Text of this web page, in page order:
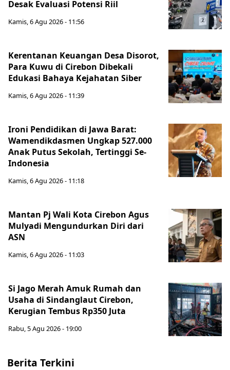
Desak Evaluasi Potensi Riil
Kamis, 6 Agu 2026 - 11:56
Kerentanan Keuangan Desa Disorot,
Para Kuwu di Cirebon Dibekali
Edukasi Bahaya Kejahatan Siber
Kamis, 6 Agu 2026 - 11:39
Ironi Pendidikan di Jawa Barat:
Wamendikdasmen Ungkap 527.000
Anak Putus Sekolah, Tertinggi Se-
Indonesia
Kamis, 6 Agu 2026 - 11:18
Mantan Pj Wali Kota Cirebon Agus
Mulyadi Mengundurkan Diri dari
ASN
Kamis, 6 Agu 2026 - 11:03
Si Jago Merah Amuk Rumah dan
Usaha di Sindanglaut Cirebon,
Kerugian Tembus Rp350 Juta
Rabu, 5 Agu 2026 - 19:00
Berita Terkini